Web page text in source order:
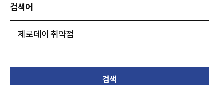
검색어
검색